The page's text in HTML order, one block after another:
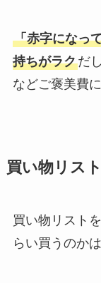
「赤字になっ
持ちがラクだ
などご褒美費
買い物リス
買い物リスト
らい買うのか